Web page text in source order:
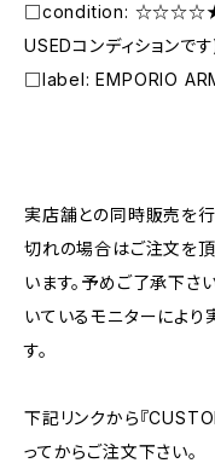
□condition: ☆☆☆☆★(薄
USEDコンディションで
□label: EMPORIO
実店舗との同時販売を行
切れの場合はご注文を
います。予めご了承下さ
いているモニターによ
す。
下記リンクから『
ってからご注文下さい。